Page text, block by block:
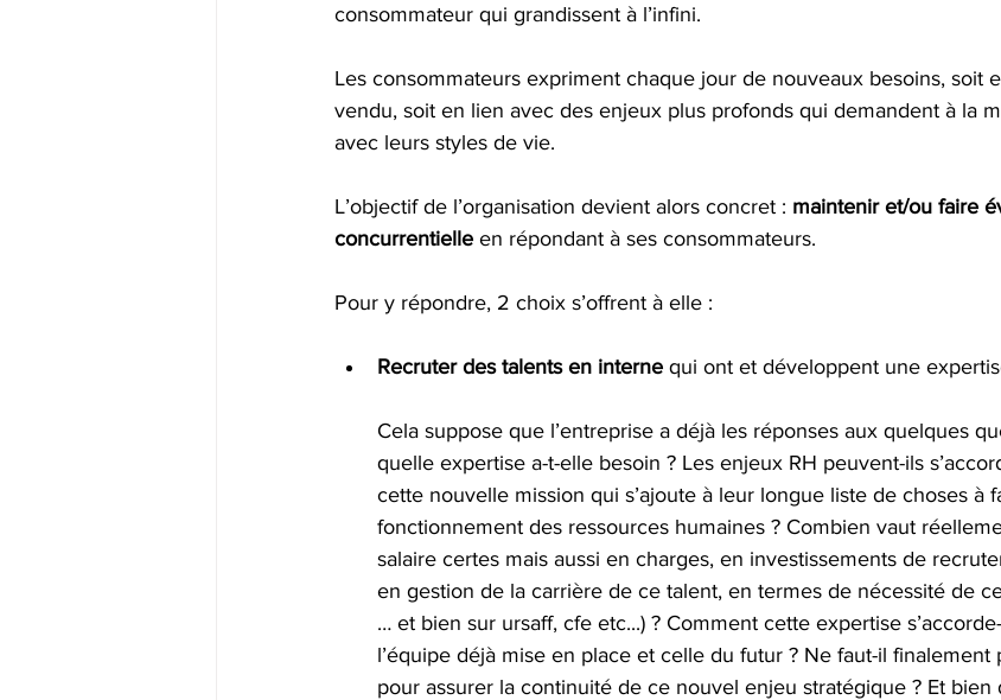
consommateur qui grandissent à l’infini.
Les consommateurs expriment chaque jour de nouveaux besoins, soit
vendu, soit en lien avec des enjeux plus profonds qui demandent à la
avec leurs styles de vie.
L’objectif de l’organisation devient alors concret : maintenir et/ou faire
concurrentielle en répondant à ses consommateurs.
Pour y répondre, 2 choix s’offrent à elle :
Recruter des talents en interne qui ont et développent une
Cela suppose que l’entreprise a déjà les réponses aux quelques
quelle expertise a-t-elle besoin ? Les enjeux RH peuvent-ils
cette nouvelle mission qui s’ajoute à leur longue liste de choses à
fonctionnement des ressources humaines ? Combien vaut
salaire certes mais aussi en charges, en investissements de
en gestion de la carrière de ce talent, en termes de nécessité de
… et bien sur ursaff, cfe etc...) ? Comment cette expertise
l’équipe déjà mise en place et celle du futur ? Ne faut-il finalement
pour assurer la continuité de ce nouvel enjeu stratégique ? Et bien